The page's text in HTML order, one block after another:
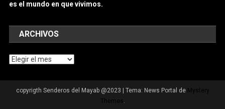
es el mundo en que vivimos.
ARCHIVOS
Archivos
copyrigth Senderos del Mayab @2023 Tema: News Portal de Mystery
Themes .